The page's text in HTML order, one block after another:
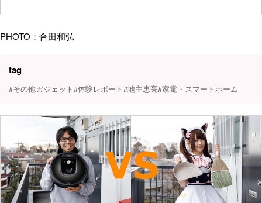
PHOTO：合田和弘
tag
#その他ガジェット#体験レポート#地主恵亮#家電・スマートホーム